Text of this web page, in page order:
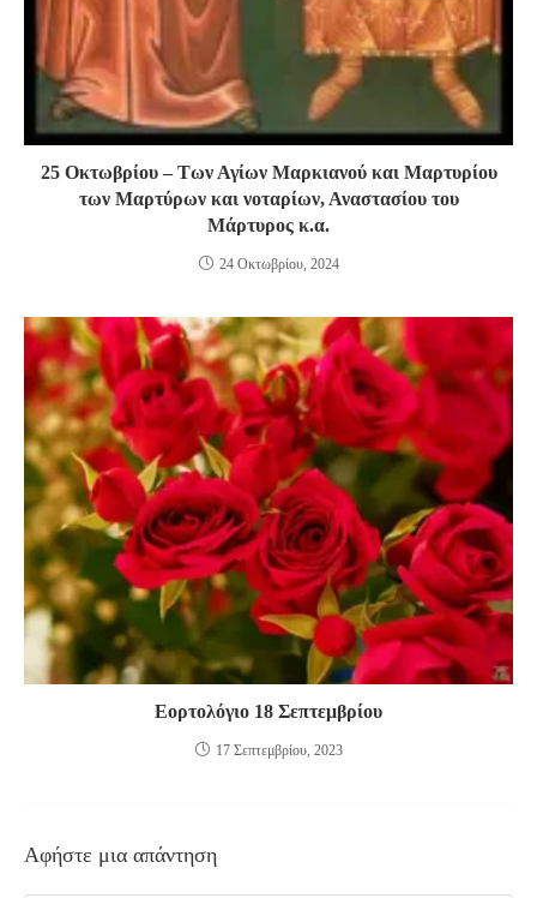
25 Οκτωβρίου – Των Αγίων Μαρκιανού και Μαρτυρίου
των Μαρτύρων και νοταρίων, Αναστασίου του
Μάρτυρος κ.α.
24 Οκτωβρίου, 2024
Εορτολόγιο 18 Σεπτεμβρίου
17 Σεπτεμβρίου, 2023
Αφήστε μια απάντηση